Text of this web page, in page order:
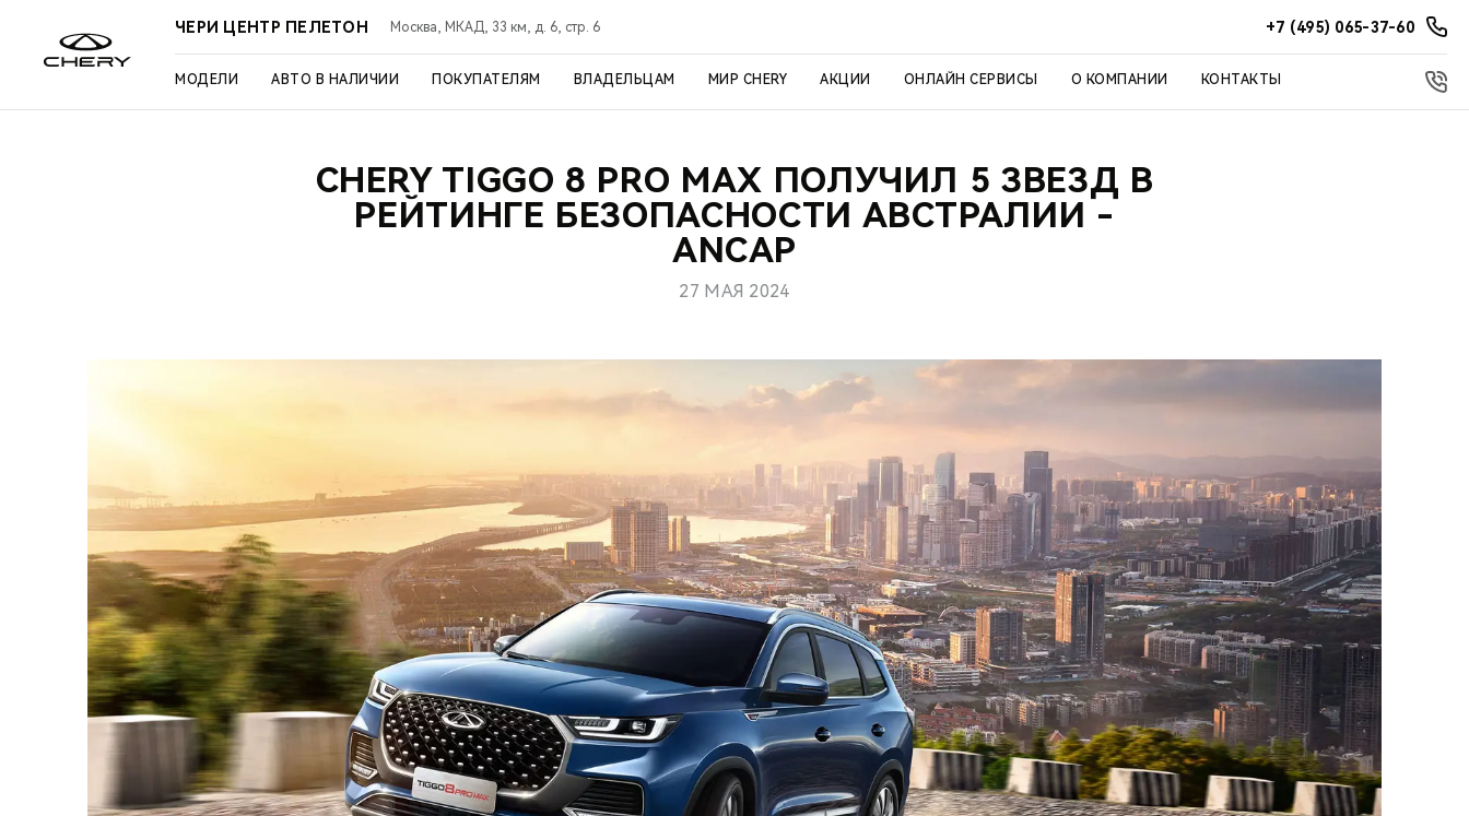
ЧЕРИ ЦЕНТР ПЕЛЕТОН Москва, МКАД, 33 км, д. 6, стр. 6 +7 (495) 065-37-60
МОДЕЛИ АВТО В НАЛИЧИИ ПОКУПАТЕЛЯМ ВЛАДЕЛЬЦАМ МИР CHERY АКЦИИ ОНЛАЙН СЕРВИСЫ О КОМПАНИИ КОНТАКТЫ
CHERY TIGGO 8 PRO MAX ПОЛУЧИЛ 5 ЗВЕЗД В
РЕЙТИНГЕ БЕЗОПАСНОСТИ АВСТРАЛИИ -
ANCAP
27 МАЯ 2024